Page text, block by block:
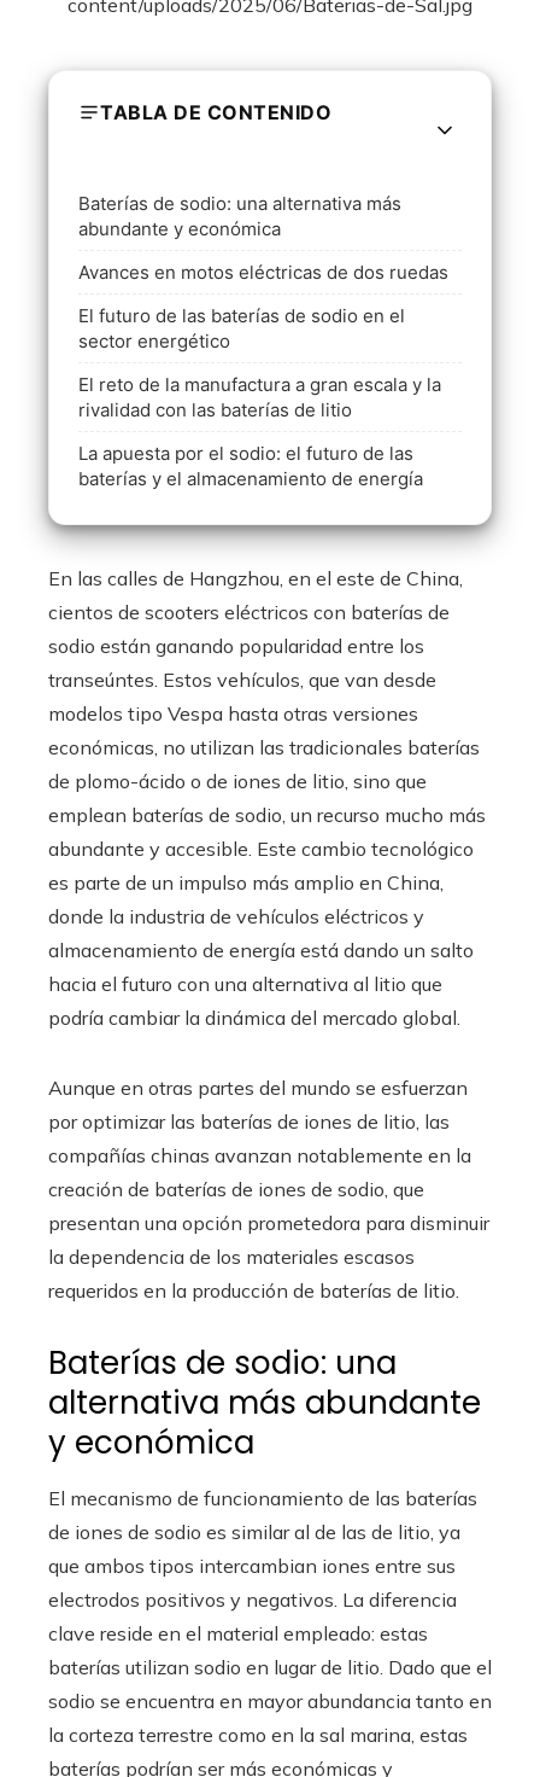
TABLA DE CONTENIDO
Baterías de sodio: una alternativa más
abundante y económica
Avances en motos eléctricas de dos ruedas
El futuro de las baterías de sodio en el
sector energético
El reto de la manufactura a gran escala y la
rivalidad con las baterías de litio
La apuesta por el sodio: el futuro de las
baterías y el almacenamiento de energía
En las calles de Hangzhou, en el este de China,
cientos de scooters eléctricos con baterías de
sodio están ganando popularidad entre los
transeúntes. Estos vehículos, que van desde
modelos tipo Vespa hasta otras versiones
económicas, no utilizan las tradicionales baterías
de plomo-ácido o de iones de litio, sino que
emplean baterías de sodio, un recurso mucho más
abundante y accesible. Este cambio tecnológico
es parte de un impulso más amplio en China,
donde la industria de vehículos eléctricos y
almacenamiento de energía está dando un salto
hacia el futuro con una alternativa al litio que
podría cambiar la dinámica del mercado global.
Aunque en otras partes del mundo se esfuerzan
por optimizar las baterías de iones de litio, las
compañías chinas avanzan notablemente en la
creación de baterías de iones de sodio, que
presentan una opción prometedora para disminuir
la dependencia de los materiales escasos
requeridos en la producción de baterías de litio.
Baterías de sodio: una
alternativa más abundante
y económica
El mecanismo de funcionamiento de las baterías
de iones de sodio es similar al de las de litio, ya
que ambos tipos intercambian iones entre sus
electrodos positivos y negativos. La diferencia
clave reside en el material empleado: estas
baterías utilizan sodio en lugar de litio. Dado que el
sodio se encuentra en mayor abundancia tanto en
la corteza terrestre como en la sal marina, estas
baterías podrían ser más económicas y